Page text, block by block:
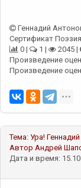
Геннадий
Сертификат
0 |
1 | 2045 |
Произведение
Произведение
Тема: Ура!
Автор Андрей
Дата и время: